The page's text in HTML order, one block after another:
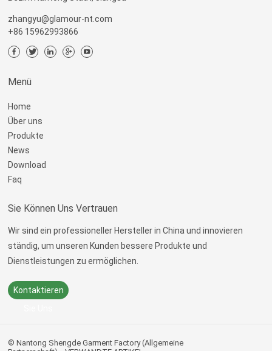
zhangyu@glamour-nt.com
+86 15962993866
Menü
Home
Über uns
Produkte
News
Download
Faq
Sie Können Uns Vertrauen
Wir sind ein professioneller Hersteller in China und innovieren
ständig, um unseren Kunden bessere Produkte und
Dienstleistungen zu ermöglichen.
Kontaktieren
© Nantong Shengde Garment Factory (Allgemeine